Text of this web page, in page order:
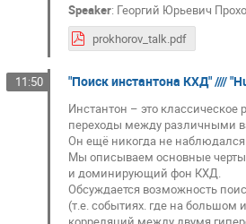
Speaker: Георгий Юрьевич
prokhorov_talk.pdf
11:50 "Поиск инстантона КХД" ////
Инстантон – это
переходы между различными
Он ещё никогда не
Мы описываем основные
и доминирующий фон КХД.
Обсуждается возможность
(т.е. событиях. где на большом